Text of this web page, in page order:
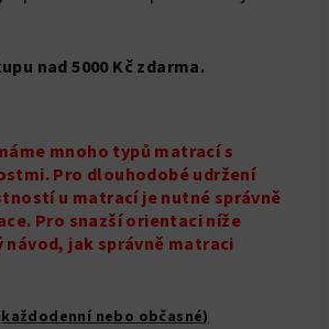
nad 5000 Kč zdarma.
mnoho typů matrací s
Pro dlouhodobé udržení
u matrací je nutné správně
Pro snazší orientaci níže
jak správně matraci
nebo občasné)